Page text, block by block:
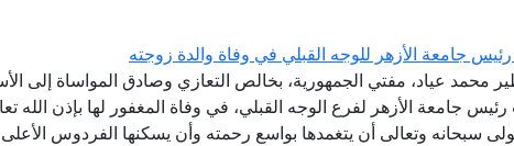
جامعة الأزهر للوجه القبلي في وفاة والدة زوجته
محمد عياد، مفتي الجمهورية، بخالص التعازي وصادق المواساة إلى
جامعة الأزهر لفرع الوجه القبلي، في وفاة المغفور لها بإذن الله
سبحانه وتعالى أن يتغمدها بواسع رحمته وأن يسكنها الفردوس